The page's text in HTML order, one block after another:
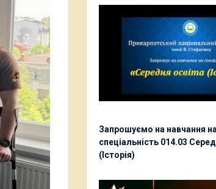
Запрошуємо на навчання
спеціальність 014.03
(Історія)